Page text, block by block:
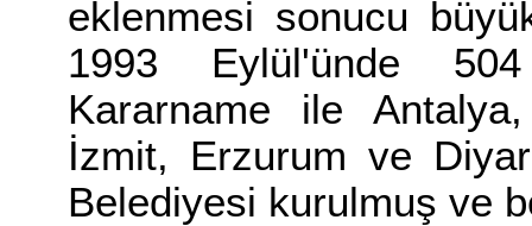
eklenmesi sonucu
1993 Eylül'ünde
Kararname ile
İzmit, Erzurum ve
Belediyesi kurulmuş ve